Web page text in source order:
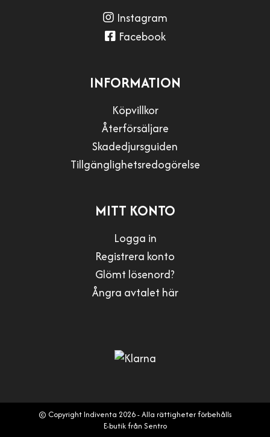
Instagram
Facebook
INFORMATION
Köpvillkor
Återförsäljare
Skadedjursguiden
Tillgänglighetsredogörelse
MITT KONTO
Logga in
Registrera konto
Glömt lösenord?
Ångra avtalet här
© Copyright Indiventa 2026 - Alla rättigheter förbehålls
E-butik från Sentro